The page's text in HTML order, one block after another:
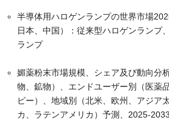
半導体用ハロゲンランプの世界市場
日本、中国）：従来型ハロゲンランプ
ランプ
媚薬粉末市場規模、シェア及び動向分
物、鉱物）、エンドユーザー別（医薬
ピー）、地域別（北米、欧州、アジア
カ、ラテンアメリカ）予測、2025-